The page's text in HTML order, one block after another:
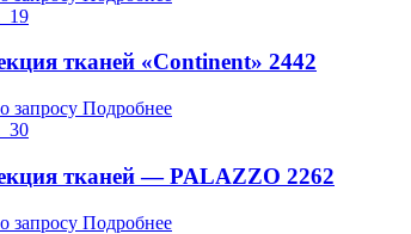
тканей «Continent» 2442
запросу Подробнее
тканей — PALAZZO 2262
запросу Подробнее